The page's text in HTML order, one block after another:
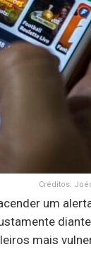
Créditos:
um
mais